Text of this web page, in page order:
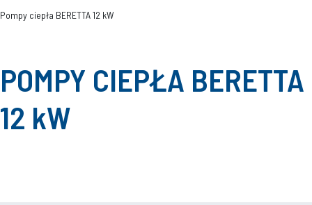
Pompy ciepła BERETTA 12 kW
POMPY CIEPŁA BERETTA
12 kW